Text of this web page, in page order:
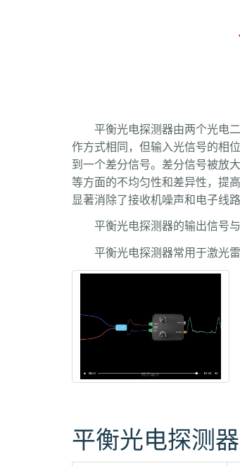
平衡光电探测器由两个光电
作方式相同，但输入光信号的相
到一个差分信号。差分信号被放
等方面的不均匀性和差异性，提
显著消除了接收机噪声和电子线
平衡光电探测器的输出信号
平衡光电探测器常用于激光
平衡光电探测